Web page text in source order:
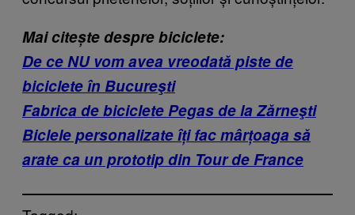
Mai citește despre biciclete:
De ce NU vom avea vreodată piste de
biciclete în Bucureşti
Fabrica de biciclete Pegas de la Zărneşti
Biclele personalizate îți fac mârțoaga să
arate ca un prototip din Tour de France